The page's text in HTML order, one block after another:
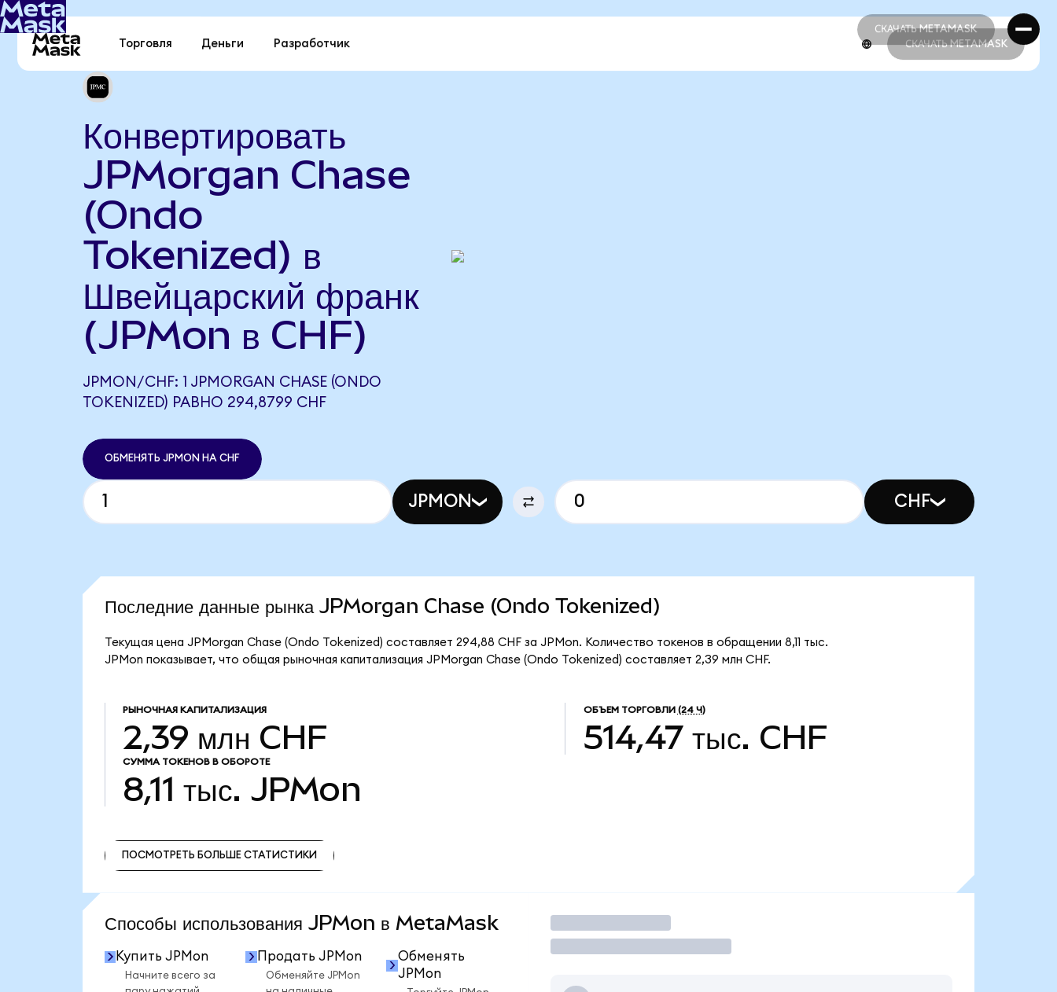
СКАЧАТЬ METAMASK
СКАЧАТЬ METAMASK
Торговля Деньги Разработчик СКАЧАТЬ METAMASK
Конвертировать
JPMorgan Chase
(Ondo
Tokenized) в
Швейцарский франк
(JPMon в CHF)
JPMON/CHF: 1 JPMORGAN CHASE (ONDO
TOKENIZED) РАВНО 294,8799 CHF
ОБМЕНЯТЬ JPMON НА CHF
JPMON CHF
Последние данные рынка JPMorgan Chase (Ondo Tokenized)
Текущая цена JPMorgan Chase (Ondo Tokenized) составляет 294,88 CHF за JPMon. Количество токенов в обращении 8,11 тыс.
JPMon показывает, что общая рыночная капитализация JPMorgan Chase (Ondo Tokenized) составляет 2,39 млн CHF.
РЫНОЧНАЯ КАПИТАЛИЗАЦИЯ
2,39 млн CHF
ОБЪЕМ ТОРГОВЛИ (24 Ч)
514,47 тыс. CHF
СУММА ТОКЕНОВ В ОБОРОТЕ
8,11 тыс. JPMon
ПОСМОТРЕТЬ БОЛЬШЕ СТАТИСТИКИ
Способы использования JPMon в MetaMask
Купить JPMon
Начните всего за
Продать JPMon
Обменяйте JPMon
Обменять
JPMon
Торговать